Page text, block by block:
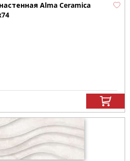
Alma Ceramica